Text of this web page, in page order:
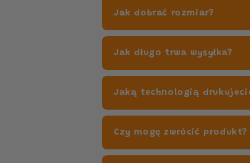
Jak dobrać rozmiar?
Jak długo trwa wysyłka?
Jaką technologią
Czy mogę zwrócić produkt?